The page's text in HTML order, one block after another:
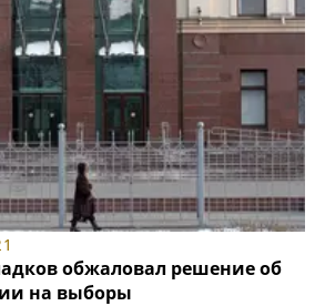
обжаловал решение об
на выборы